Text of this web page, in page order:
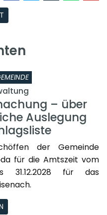
– über
Auslegung
der Gemeinde
für die Amtszeit vom
31.12.2028 für das